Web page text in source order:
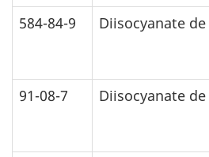
584-84-9 Diisocyanate
91-08-7 Diisocyanate